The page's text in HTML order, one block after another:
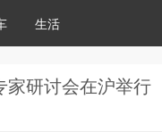
生活
家研讨会在沪举行